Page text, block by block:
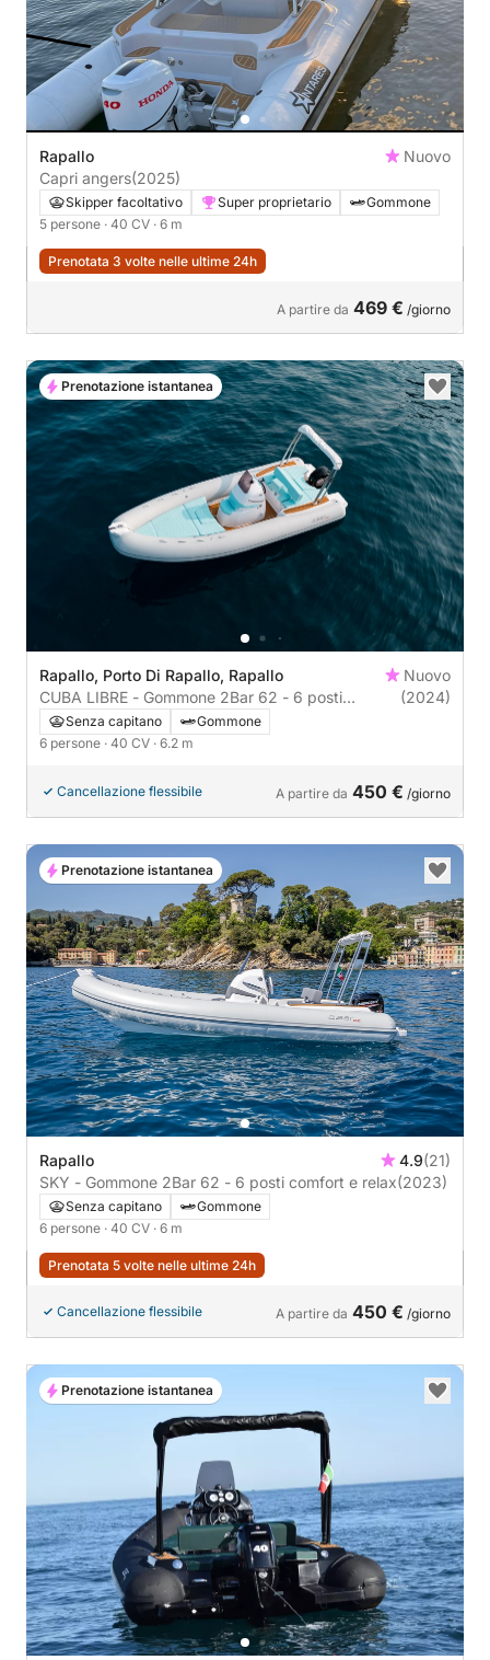
Rapallo
Nuovo
Capri angers(2025)
Skipper facoltativo Super proprietario
Gommone
5 persone · 40 CV · 6 m
Prenotata 3 volte nelle ultime 24h
A partire da 469 € /giorno
Rapallo, Porto Di Rapallo, Rapallo
Nuovo
CUBA LIBRE - Gommone 2Bar 62 - 6 posti
spazioso e confortevole
(2024)
Senza capitano
Gommone
6 persone · 40 CV · 6.2 m
Cancellazione flessibile A partire da 450 € /giorno
Prenotazione istantanea
Rapallo 4.9(21)
SKY - Gommone 2Bar 62 - 6 posti comfort e relax(2023)
Senza capitano
Gommone
6 persone · 40 CV · 6 m
Prenotata 5 volte nelle ultime 24h
Cancellazione flessibile A partire da 450 € /giorno
Prenotazione istantanea
Prenotazione istantanea